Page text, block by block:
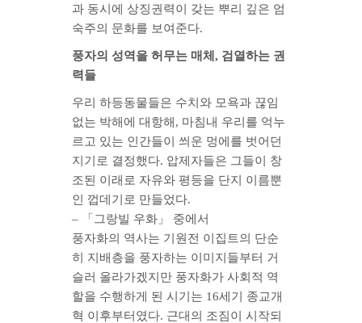
과 동시에 상징권력이 갖는 뿌리 깊은 엄
숙주의 문화를 보여준다.
풍자의 성역을 허무는 매체, 검열하는 권
력들
우리 하등동물들은 수치와 모욕과 끊임
없는 박해에 대항해, 마침내 우리를 억누
르고 있는 인간들이 씌운 멍에를 벗어던
지기로 결정했다. 압제자들은 그들이 창
조된 이래로 자유와 평등을 단지 이름뿐
인 껍데기로 만들었다.
– 「그랑빌 우화」 중에서
풍자화의 역사는 기원전 이집트의 단순
히 지배층을 풍자하는 이미지들부터 거
슬러 올라가겠지만 풍자화가 사회적 역
할을 수행하게 된 시기는 16세기 종교개
혁 이후부터였다. 근대의 조짐이 시작되